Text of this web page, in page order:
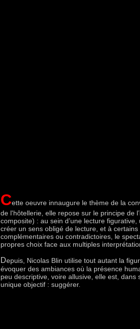
Cette oeuvre innaugure le thème de la
de l'hôtellerie, elle repose sur le principe de
composite) : au sein d’une lecture
créer un sens obligé de lecture, et à
complémentaires ou contradictoires, le
propres choix face aux multiples
Depuis, Nicolas Blin utilise tout autant la
évoquer des ambiances où la présence
peu descriptive, voire allusive, elle est,
unique objectif : suggérer.